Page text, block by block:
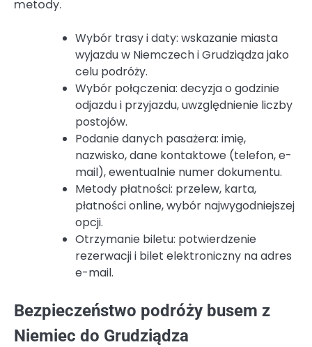
metody.
Wybór trasy i daty: wskazanie miasta
wyjazdu w Niemczech i Grudziądza jako
celu podróży.
Wybór połączenia: decyzja o godzinie
odjazdu i przyjazdu, uwzględnienie liczby
postojów.
Podanie danych pasażera: imię,
nazwisko, dane kontaktowe (telefon, e-
mail), ewentualnie numer dokumentu.
Metody płatności: przelew, karta,
płatności online, wybór najwygodniejszej
opcji.
Otrzymanie biletu: potwierdzenie
rezerwacji i bilet elektroniczny na adres
e-mail.
Bezpieczeństwo podróży busem z
Niemiec do Grudziądza